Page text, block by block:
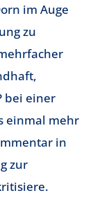
im Auge
zu
bei einer
einmal mehr
in
zur